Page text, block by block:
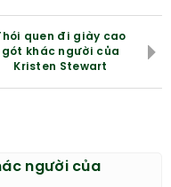
quen đi giày cao
gót khác người của
Kristen Stewart
người của